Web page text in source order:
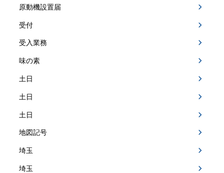
原動機設置届
受付
受入業務
味の素
土日
土日
土日
地図記号
埼玉
埼玉